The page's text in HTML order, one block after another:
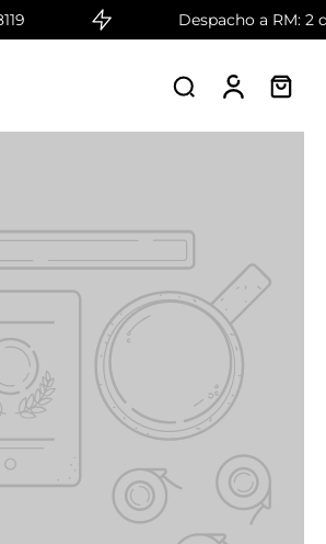
Despacho a RM: 2 días